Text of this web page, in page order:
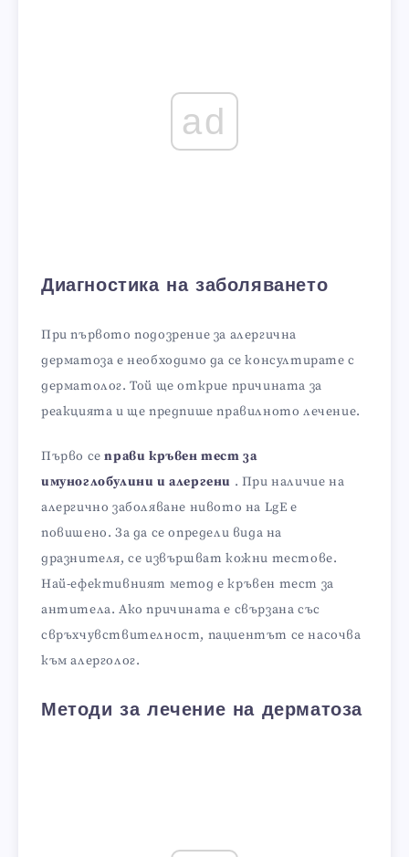
ad
Диагностика на заболяването
При първото подозрение за алергична
дерматоза е необходимо да се консултирате с
дерматолог. Той ще открие причината за
реакцията и ще предпише правилното лечение.
Първо сеправи кръвен тест за
имуноглобулини и алергени . При наличие на
алергично заболяване нивото на LgE е
повишено. За да се определи вида на
дразнителя, се извършват кожни тестове.
Най-ефективният метод е кръвен тест за
антитела. Ако причината е свързана със
свръхчувствителност, пациентът се насочва
към алерголог.
Методи за лечение на дерматоза